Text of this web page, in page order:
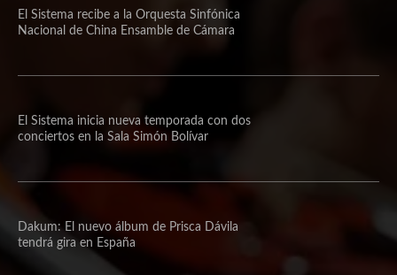
El Sistema recibe a la Orquesta Sinfónica
Nacional de China Ensamble de Cámara
El Sistema inicia nueva temporada con dos
conciertos en la Sala Simón Bolívar
Dakum: El nuevo álbum de Prisca Dávila
tendrá gira en España